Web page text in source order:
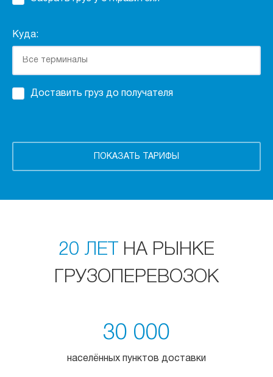
Куда:
Доставить груз до получателя
20 ЛЕТ
НА РЫНКЕ
ГРУЗОПЕРЕВОЗОК
30 000
населённых пунктов доставки